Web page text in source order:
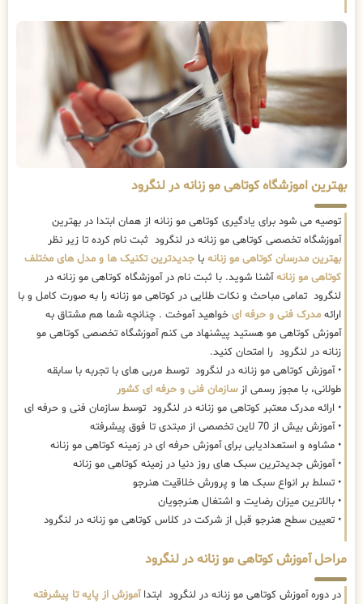
بهترین اموزشگاه کوتاهی مو زنانه در لنگرود
توصیه می شود برای یادگیری کوتاهی مو زنانه از همان ابتدا در بهترین
آموزشگاه تخصصی کوتاهی مو زنانه در لنگرود ثبت نام کرده تا زیر نظر
بهترین مدرسان کوتاهی مو زنانه با جدیدترین تکنیک ها و مدل های مختلف
کوتاهی مو زنانهآشنا شوید. با ثبت نام در آموزشگاه کوتاهی مو زنانه در
لنگرود تمامی مباحث و نکات طلایی در کوتاهی مو زنانه را به صورت کامل و با
ارائه مدرک فنی و حرفه ای خواهید آموخت . چنانچه شما هم مشتاق به
آموزش کوتاهی مو هستید پیشنهاد می کنم آموزشگاه تخصصی کوتاهی مو
زنانه در لنگرود را امتحان کنید.
• آموزش کوتاهی مو زنانه در لنگرود توسط مربی های با تجربه با سابقه
طولانی، با مجوز رسمی ازسازمان فنی و حرفه ای کشور
• ارائه مدرک معتبر کوتاهی مو زنانه در لنگرود توسط سازمان فنی و حرفه ای
• آموزش بیش از 70 لاین تخصصی از مبتدی تا فوق پیشرفته
• مشاوه و استعدادیابی برای آموزش حرفه ای در زمینه کوتاهی مو زنانه
• آموزش جدیدترین سبک های روز دنیا در زمینه کوتاهی مو زنانه
• تسلط بر انواع سبک ها و پرورش خلاقیت هنرجو
• بالاترین میزان رضایت و اشتغال هنرجویان
• تعیین سطح هنرجو قبل از شرکت در کلاس کوتاهی مو زنانه در لنگرود
مراحل آموزش کوتاهی مو زنانه در لنگرود
در دوره آموزش کوتاهی مو زنانه در لنگرود ابتداآموزش از پایه تا پیشرفته